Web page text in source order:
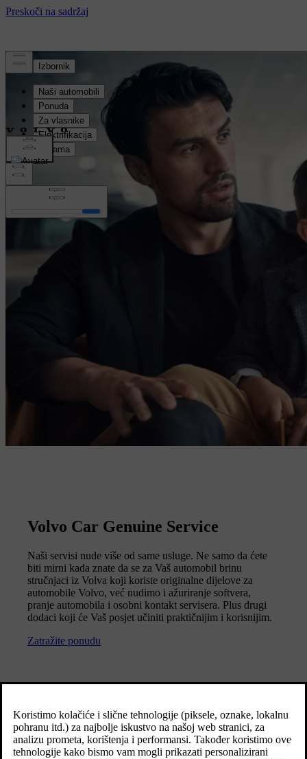
Volvo Car Genuine Service
Naši servisi nude više od same usluge. Ne samo da ćete
biti mirni kada znate da se za Vaš automobil brinu
stručnjaci iz Volva koji koriste originalne dijelove za
automobile Volvo, već nudimo i ažuriranje softvera,
pranje automobila i osobni kontakt servisera. Plus drugi
dodaci koji će Vaš posjet učiniti praktičnijim i korisnijim.
Zatražite ponudu